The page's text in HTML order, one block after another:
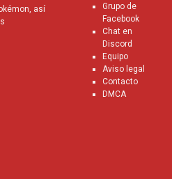
así
Grupo de
Facebook
Chat en
Discord
Equipo
Aviso legal
Contacto
DMCA